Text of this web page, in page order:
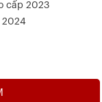
cấp 2023
2024